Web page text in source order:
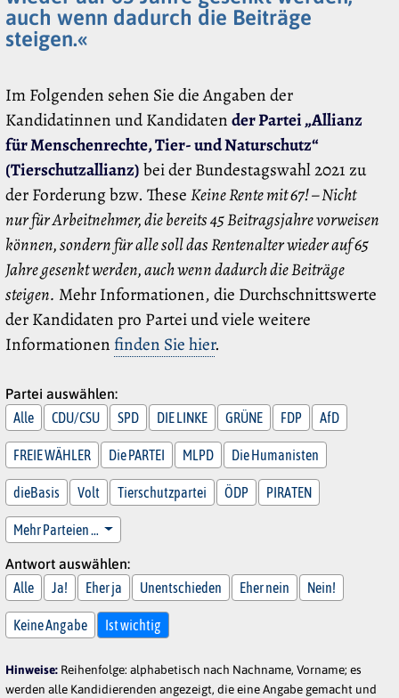
auch wenn dadurch die Beiträge
steigen.«
Im Folgenden sehen Sie die Angaben der
Kandidatinnen und Kandidatender Partei „Allianz
für Menschenrechte, Tier- und Naturschutz“
(Tierschutzallianz)bei der Bundestagswahl 2021 zu
der Forderung bzw. TheseKeine Rente mit 67! – Nicht
nur für Arbeitnehmer, die bereits 45 Beitragsjahre vorweisen
können, sondern für alle soll das Rentenalter wieder auf 65
Jahre gesenkt werden, auch wenn dadurch die Beiträge
steigen. Mehr Informationen, die Durchschnittswerte
der Kandidaten pro Partei und viele weitere
Informationen finden Sie hier.
Partei auswählen:
Alle
CDU/CSU SPD DIE LINKE GRÜNE FDP AfD
FREIE WÄHLER Die PARTEI MLPD Die Humanisten
dieBasis Volt Tierschutzpartei ÖDP PIRATEN
Mehr Parteien …
Antwort auswählen:
Alle
Ja! Eher ja Unentschieden Eher nein Nein!
Keine Angabe Ist wichtig
Hinweise: Reihenfolge: alphabetisch nach Nachname, Vorname; es
werden alle Kandidierenden angezeigt, die eine Angabe gemacht und